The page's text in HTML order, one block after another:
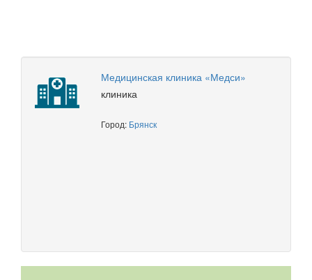
Медицинская клиника «Медси»
клиника
Город: Брянск